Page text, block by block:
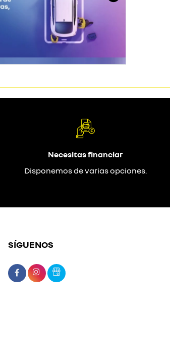
Necesitas financiar
Disponemos de varias opciones.
SÍGUENOS